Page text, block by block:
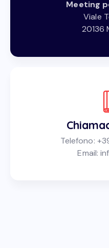
Meeting
Viale
20136
Telefono:
Email: